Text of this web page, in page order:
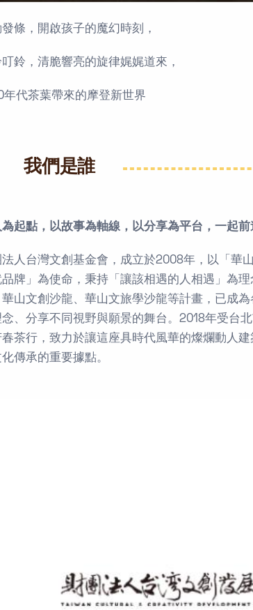
條，開啟孩子的魔幻時刻，
鈴，清脆響亮的旋律娓娓道來，
年代茶葉帶來的摩登新世界
我們是誰
起點，以故事為軸線，以分享為平台，一起前
人台灣文創基金會，成立於2008年，以「華
牌」為使命，秉持「讓該相遇的人相遇」為
山文創沙龍、華山文旅學沙龍等計畫，已成
、分享不同視野與願景的舞台。2018年受台
茶行，致力於讓這座具時代風華的燦爛動人
傳承的重要據點。